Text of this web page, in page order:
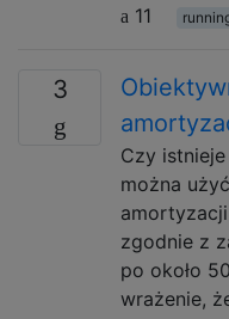
11
3
Czy
można
zgodnie z
po około
wrażenie,